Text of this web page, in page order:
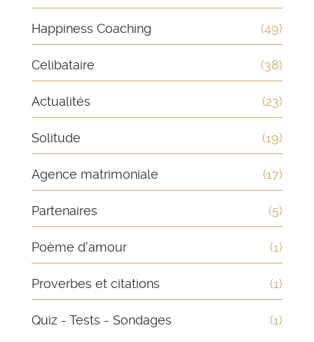
Happiness Coaching (49)
Celibataire (38)
Actualités (23)
Solitude (19)
Agence matrimoniale (17)
Partenaires (5)
Poème d'amour (1)
Proverbes et citations (1)
Quiz - Tests - Sondages (1)